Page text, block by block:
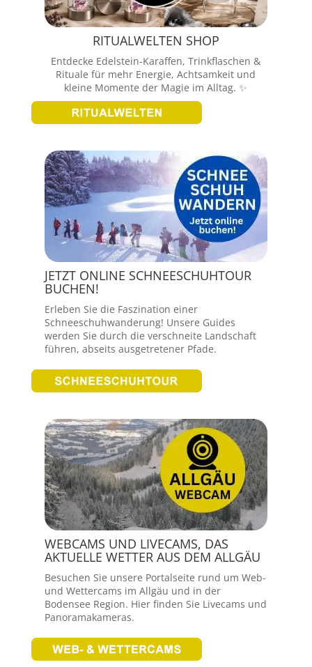
RITUALWELTEN SHOP
Entdecke Edelstein-Karaffen, Trinkflaschen &
Rituale für mehr Energie, Achtsamkeit und
kleine Momente der Magie im Alltag. ✨
JETZT ONLINE SCHNEESCHUHTOUR
BUCHEN!
Erleben Sie die Faszination einer
Schneeschuhwanderung! Unsere Guides
werden Sie durch die verschneite Landschaft
führen, abseits ausgetretener Pfade.
WEBCAMS UND LIVECAMS, DAS
AKTUELLE WETTER AUS DEM ALLGÄU
Besuchen Sie unsere Portalseite rund um Web-
und Wettercams im Allgäu und in der
Bodensee Region. Hier finden Sie Livecams und
Panoramakameras.